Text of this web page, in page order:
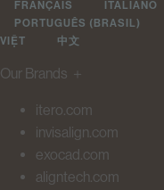
FRANÇAIS
ITALIANO
PORTUGUÊS (BRASIL)
VIỆT
中文
Our Brands ＋
itero.com
invisalign.com
exocad.com
aligntech.com